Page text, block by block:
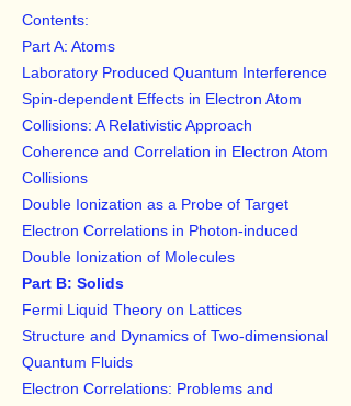
Contents:
Part A: Atoms
Laboratory Produced Quantum Interference
Spin-dependent Effects in Electron Atom
Collisions: A Relativistic Approach
Coherence and Correlation in Electron Atom
Collisions
Double Ionization as a Probe of Target
Electron Correlations in Photon-induced
Double Ionization of Molecules
Part B: Solids
Fermi Liquid Theory on Lattices
Structure and Dynamics of Two-dimensional
Quantum Fluids
Electron Correlations: Problems and